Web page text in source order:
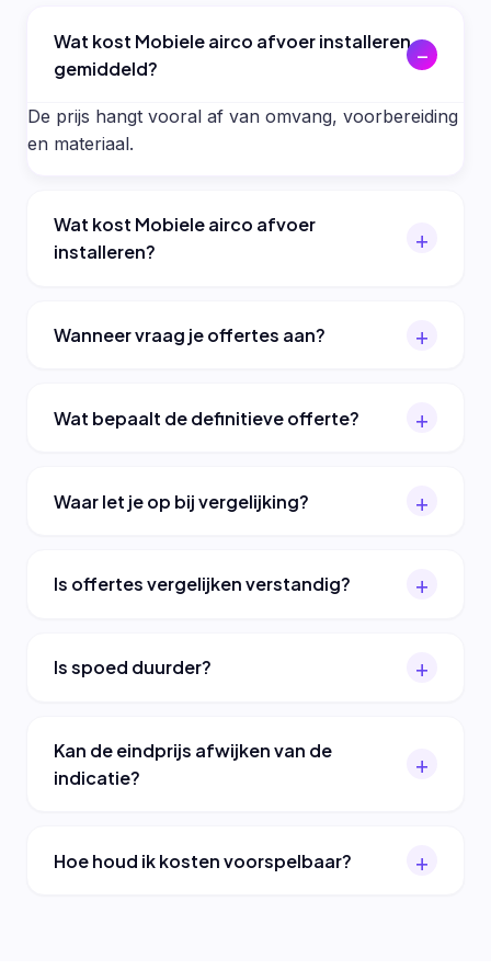
Wat kost Mobiele airco afvoer installeren
gemiddeld?
De prijs hangt vooral af van omvang, voorbereiding
en materiaal.
Wat kost Mobiele airco afvoer
installeren?
Wanneer vraag je offertes aan?
Wat bepaalt de definitieve offerte?
Waar let je op bij vergelijking?
Is offertes vergelijken verstandig?
Is spoed duurder?
Kan de eindprijs afwijken van de
indicatie?
Hoe houd ik kosten voorspelbaar?